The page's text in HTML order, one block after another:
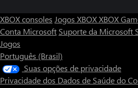
* Controle direto do personagem -
* Premiado como o Melhor
XBOX consoles Jogos XBOXXBOX
Conta Microsoft Suporte da Microsoft
Jogos
Português (Brasil)
Suas opções de privacidade
Privacidade dos Dados de Saúde do